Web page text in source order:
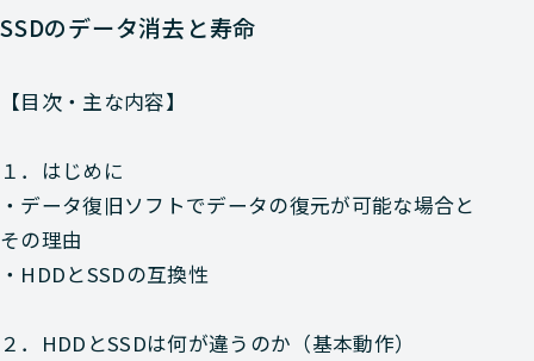
SSDのデータ消去と寿命
【目次・主な内容】
１．はじめに
・データ復旧ソフトでデータの復元が可能な場合と
その理由
・HDDとSSDの互換性
２．HDDとSSDは何が違うのか（基本動作）